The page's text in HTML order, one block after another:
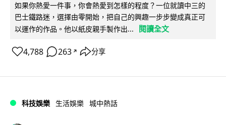
如果你熱愛一件事，你會熱愛到怎樣的程度？一位就讀中三的
巴士鐵路迷，選擇由零開始，把自己的興趣一步步變成真正可
以運作的作品。他以紙皮親手製作出...
閱讀全文
4,788 263 ↗ 分享
科技娛樂 生活娛樂 城中熱話